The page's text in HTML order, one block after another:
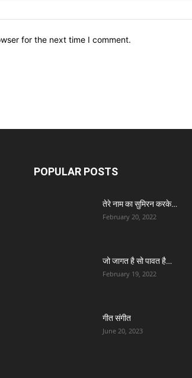
for the next time I comment.
POPULAR POSTS
तेरे नाम का सुमिरन करके…
February 20, 2022
जो जागत है सो पावत है…
February 19, 2022
गीत संगीत
June 20, 2023